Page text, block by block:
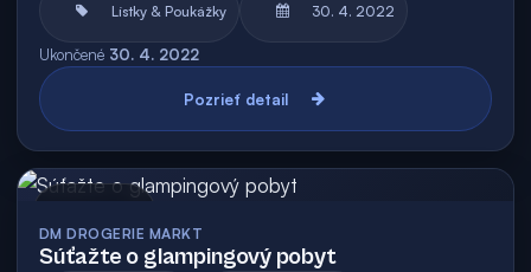
Lístky & Poukážky 30. 4. 2022
Ukončené 30. 4. 2022
Pozrieť detail
DM DROGERIE MARKT
Súťažte o glampingový pobyt